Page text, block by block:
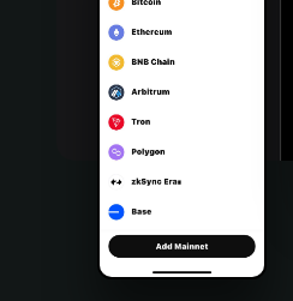
Português (Portugal)
Bahasa Indonesia
Português (Brasil)
Español (Argentina)